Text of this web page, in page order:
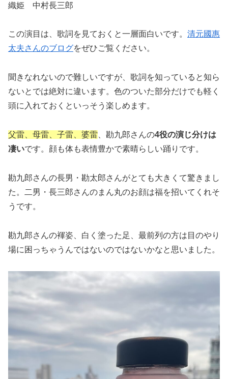
織姫 中村長三郎
この演目は、歌詞を見ておくと一層面白いです。 清元國惠
太夫さんのブログをぜひご覧ください。
聞きなれないので難しいですが、歌詞を知っていると知ら
ないとでは絶対に違います。色のついた部分だけでも軽く
頭に入れておくといっそう楽しめます。
父雷、母雷、子雷、婆雷 、勘九郎さんの4役の演じ分けは
凄いです。顔も体も表情豊かで素晴らしい踊りです。
勘九郎さんの長男・勘太郎さんがとても大きくて驚きまし
た。二男・長三郎さんのまん丸のお顔は福を招いてくれそ
うです。
勘九郎さんの褌姿、白く塗った足、最前列の方は目のやり
場に困っちゃうんではないのではないかなと思いました。